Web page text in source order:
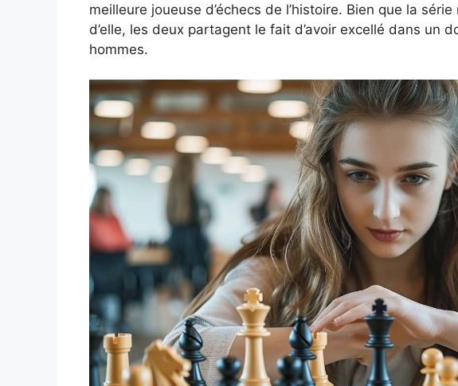
meilleure joueuse d’échecs de l’histoire. Bien que la
d’elle, les deux partagent le fait d’avoir excellé dans un
hommes.